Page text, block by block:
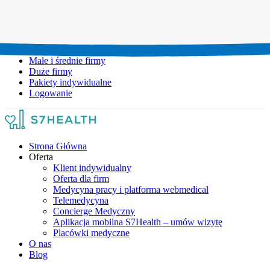
Małe i średnie firmy
Duże firmy
Pakiety indywidualne
Logowanie
Strona Główna
Oferta
Klient indywidualny
Oferta dla firm
Medycyna pracy i platforma webmedical
Telemedycyna
Concierge Medyczny
Aplikacja mobilna S7Health – umów wizytę
Placówki medyczne
O nas
Blog